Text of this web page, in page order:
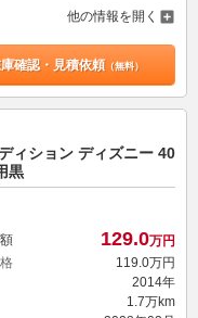
他の情報を開く
確認・見積依頼（無料）
ィション ディズニー 40
黒
129.0万円
119. 0万円
2014年
1.7万km